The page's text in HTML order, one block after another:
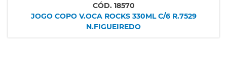
CÓD. 18570
JOGO COPO V.OCA ROCKS 330ML C/6 R.7529
N.FIGUEIREDO